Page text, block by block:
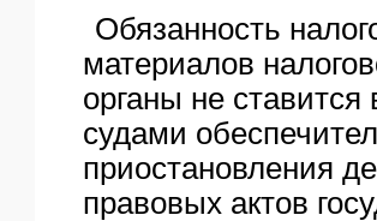
Обязанность
материалов
органы не
судами
приостановления
правовых актов